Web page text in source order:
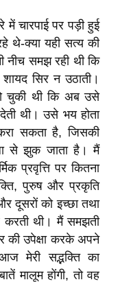
चारपाई पर पड़ी हुई
थे-क्या यही सत्य की
नीच समझ रही थी कि
सिर न उठाती।
चुकी थी कि अब उसे
थी। उसे भय होता
सकता है, जिसकी
से झुक जाता है। मैं
प्रवृत्ति पर कितना
पुरुष और प्रकृति
दूसरों को इच्छा तथा
करती थी। मैं समझती
की उपेक्षा करके अपने
मेरी सद्भक्ति का
मालूम होंगी, तो वह